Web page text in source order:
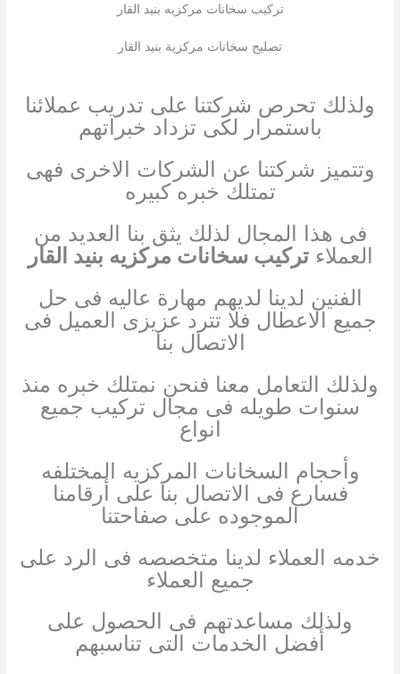
تركيب سخانات مركزيه بنيد القار
تصليح سخانات مركزية بنيد القار
ولذلك تحرص شركتنا على تدريب عملائنا
باستمرار لكى تزداد خبراتهم
وتتميز شركتنا عن الشركات الاخرى فهى
تمتلك خبره كبيره
فى هذا المجال لذلك يثق بنا العديد من
العملاءتركيب سخانات مركزيه بنيد القار
الفنين لدينا لديهم مهارة عاليه فى حل
جميع الاعطال فلا تترد عزيزى العميل فى
الاتصال بنا
ولذلك التعامل معنا فنحن نمتلك خبره منذ
سنوات طويله فى مجال تركيب جميع
انواع
وأحجام السخانات المركزيه المختلفه
فسارع فى الاتصال بنا على أرقامنا
الموجوده على صفاحتنا
خدمه العملاء لدينا متخصصه فى الرد على
جميع العملاء
ولذلك مساعدتهم فى الحصول على
أفضل الخدمات التى تناسبهم